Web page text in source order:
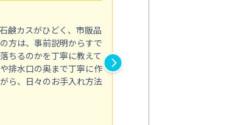
鹸カスがひどく、市販品
方は、事前説明からすで
ちるのかを丁寧に教えて
排水口の奥まで丁寧に作
ら、日々のお手入れ方法